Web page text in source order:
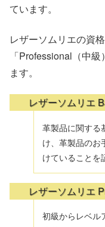
ています。
レザーソムリエの資
「Professional（中
ます。
レザーソムリエ
革製品に関する
け、革製品のお
けていることを
レザーソムリエ
初級からレベル